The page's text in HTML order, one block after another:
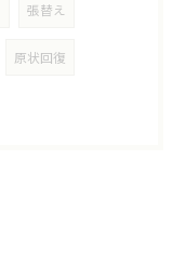
張替え
原状回復